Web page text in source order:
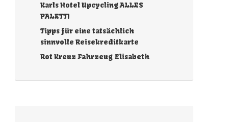
Karls Hotel Upcycling ALLES
PALETTI
Tipps für eine tatsächlich
sinnvolle Reisekreditkarte
Rot Kreuz Fahrzeug Elisabeth